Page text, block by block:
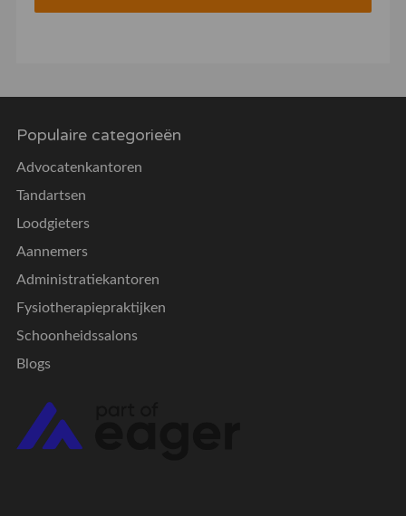
Populaire categorieën
Advocatenkantoren
Tandartsen
Loodgieters
Aannemers
Administratiekantoren
Fysiotherapiepraktijken
Schoonheidssalons
Blogs